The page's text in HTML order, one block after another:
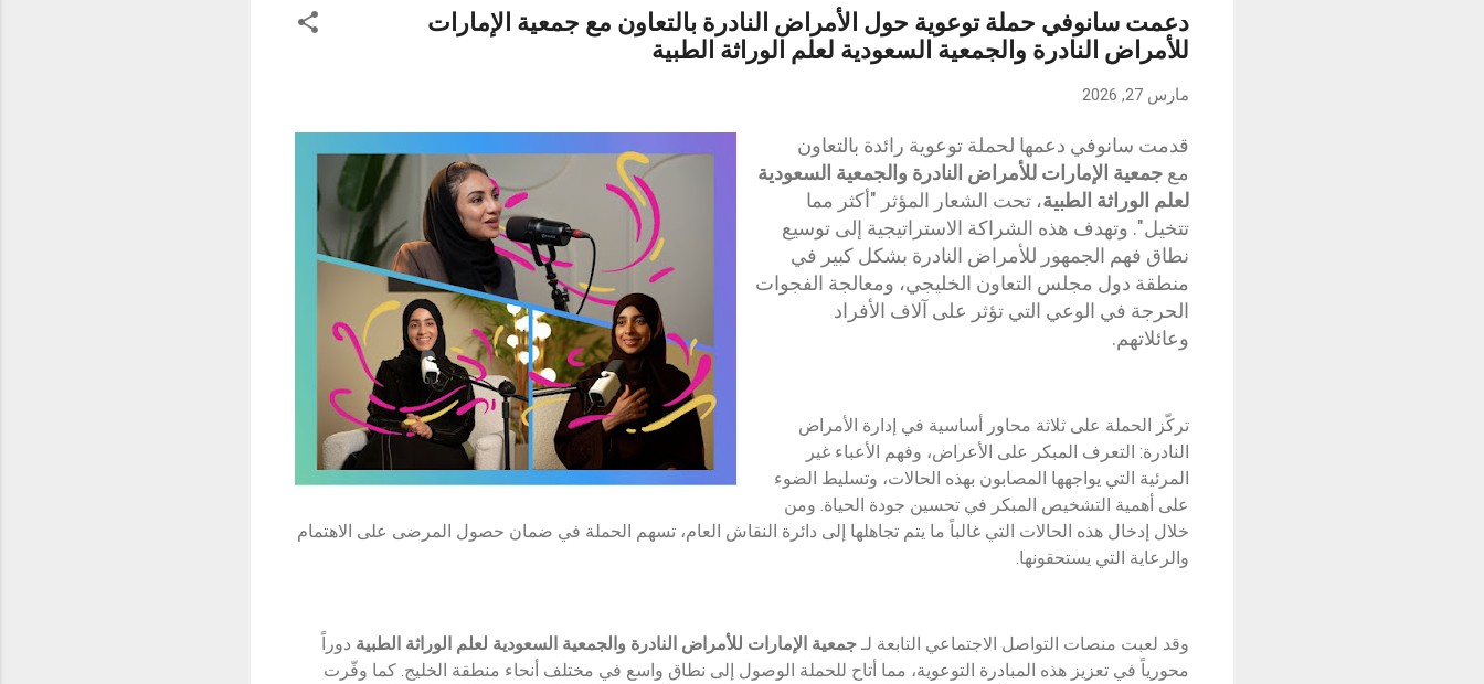
دعمت سانوفي حملة توعوية حول الأمراض النادرة بالتعاون مع جمعية الإمارات
للأمراض النادرة والجمعية السعودية لعلم الوراثة الطبية
مارس 27, 2026
قدمت سانوفي دعمها لحملة توعوية رائدة بالتعاون
مع جمعية الإمارات للأمراض النادرة والجمعية السعودية
لعلم الوراثة الطبية، تحت الشعار المؤثر "أكثر مما
تتخيل". وتهدف هذه الشراكة الاستراتيجية إلى توسيع
نطاق فهم الجمهور للأمراض النادرة بشكل كبير في
منطقة دول مجلس التعاون الخليجي، ومعالجة الفجوات
الحرجة في الوعي التي تؤثر على آلاف الأفراد
وعائلاتهم.
تركّز الحملة على ثلاثة محاور أساسية في إدارة الأمراض
النادرة: التعرف المبكر على الأعراض، وفهم الأعباء غير
المرئية التي يواجهها المصابون بهذه الحالات، وتسليط الضوء
على أهمية التشخيص المبكر في تحسين جودة الحياة. ومن
خلال إدخال هذه الحالات التي غالباً ما يتم تجاهلها إلى دائرة النقاش العام، تسهم الحملة في ضمان حصول المرضى على الاهتمام
والرعاية التي يستحقونها.
وقد لعبت منصات التواصل الاجتماعي التابعة لـ جمعية الإمارات للأمراض النادرة والجمعية السعودية لعلم الوراثة الطبية دوراً
محورياً في تعزيز هذه المبادرة التوعوية، مما أتاح للحملة الوصول إلى نطاق واسع في مختلف أنحاء منطقة الخليج. كما وفّرت